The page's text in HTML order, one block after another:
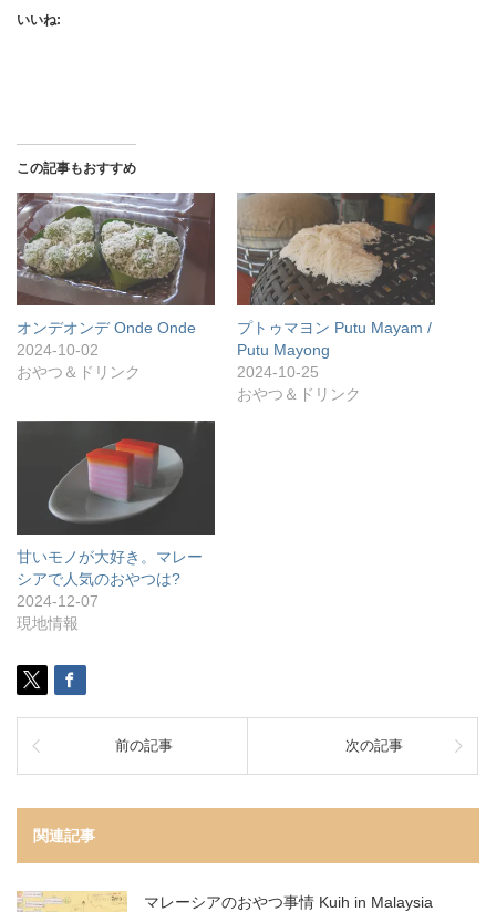
いいね:
この記事もおすすめ
オンデオンデ Onde Onde
2024-10-02
おやつ＆ドリンク
プトゥマヨン Putu Mayam /
Putu Mayong
2024-10-25
おやつ＆ドリンク
甘いモノが大好き。マレー
シアで人気のおやつは?
2024-12-07
現地情報
前の記事 次の記事
関連記事
マレーシアのおやつ事情 Kuih in Malaysia